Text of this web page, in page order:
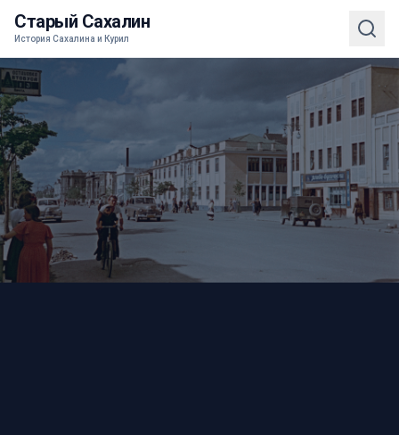
Старый Сахалин
История Сахалина и Курил